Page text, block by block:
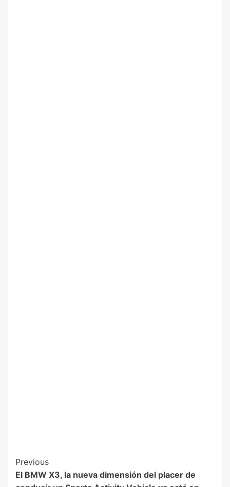
Previous
El BMW X3, la nueva dimensión del placer de